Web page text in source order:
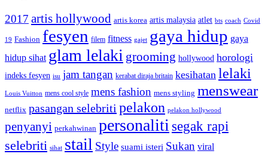
2017 artis hollywood artis korea artis malaysia atlet bts coach Covid
19 Fashion fesyen filem fitness gajet gaya hidup gaya
hidup sihat glam lelaki grooming hollywood horologi
indeks fesyen isu jam tangan kerabat diraja britain kesihatan lelaki
Louis Vuitton mens cool style mens fashion mens styling menswear
netflix pasangan selebriti pelakon pelakon hollywood
penyanyi perkahwinan personaliti segak rapi
selebriti sihat stail Style suami isteri Sukan viral